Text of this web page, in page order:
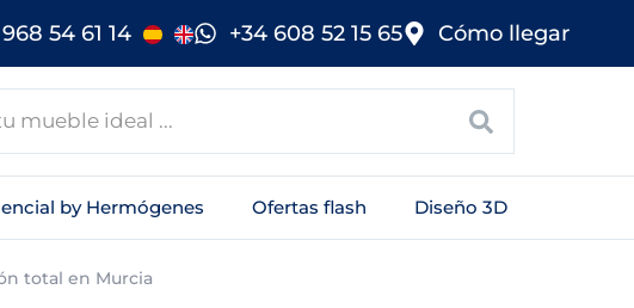
968 54 61 14 +34 608 52 15 65 Cómo llegar
by Hermógenes Ofertas flash Diseño 3D
total en Murcia